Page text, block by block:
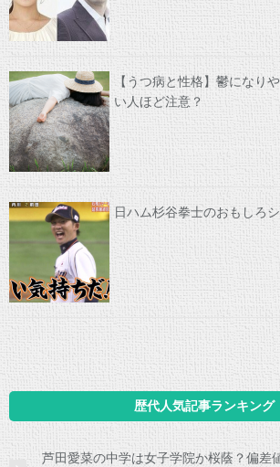
【うつ病と性格】鬱になり
い人ほど注意？
日ハム杉谷拳士のおもしろ
歴代人気記事ランキング
芦田愛菜の中学は女子学院か桜蔭？偏差